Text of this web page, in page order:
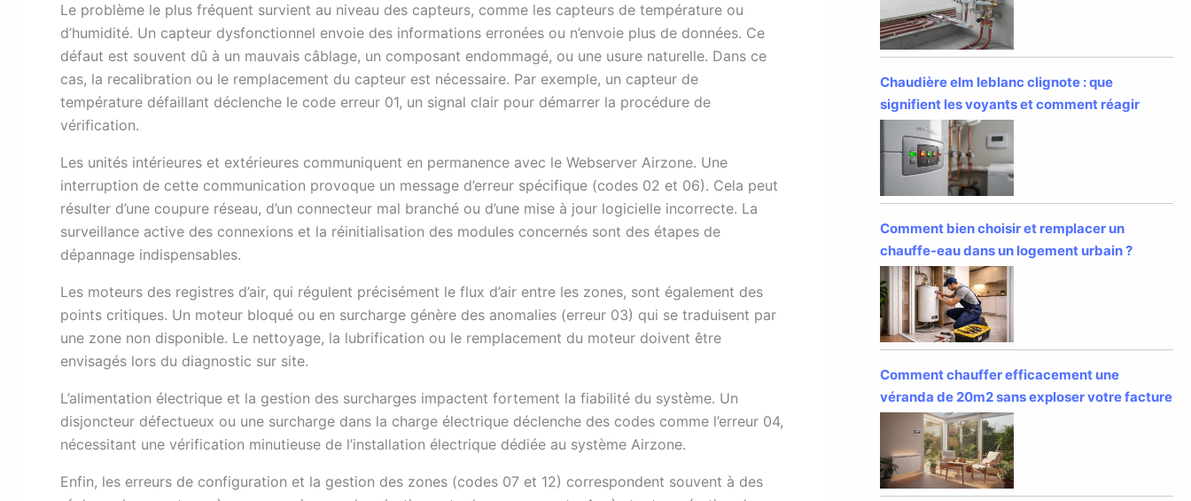
Le problème le plus fréquent survient au niveau des capteurs, comme les capteurs de température ou
d’humidité. Un capteur dysfonctionnel envoie des informations erronées ou n’envoie plus de données. Ce
défaut est souvent dû à un mauvais câblage, un composant endommagé, ou une usure naturelle. Dans ce
cas, la recalibration ou le remplacement du capteur est nécessaire. Par exemple, un capteur de
température défaillant déclenche le code erreur 01, un signal clair pour démarrer la procédure de
vérification.
Les unités intérieures et extérieures communiquent en permanence avec le Webserver Airzone. Une
interruption de cette communication provoque un message d’erreur spécifique (codes 02 et 06). Cela peut
résulter d’une coupure réseau, d’un connecteur mal branché ou d’une mise à jour logicielle incorrecte. La
surveillance active des connexions et la réinitialisation des modules concernés sont des étapes de
dépannage indispensables.
Les moteurs des registres d’air, qui régulent précisément le flux d’air entre les zones, sont également des
points critiques. Un moteur bloqué ou en surcharge génère des anomalies (erreur 03) qui se traduisent par
une zone non disponible. Le nettoyage, la lubrification ou le remplacement du moteur doivent être
envisagés lors du diagnostic sur site.
L’alimentation électrique et la gestion des surcharges impactent fortement la fiabilité du système. Un
disjoncteur défectueux ou une surcharge dans la charge électrique déclenche des codes comme l’erreur 04,
nécessitant une vérification minutieuse de l’installation électrique dédiée au système Airzone.
Enfin, les erreurs de configuration et la gestion des zones (codes 07 et 12) correspondent souvent à des
Chaudière elm leblanc clignote : que
signifient les voyants et comment réagir
Comment bien choisir et remplacer un
chauffe-eau dans un logement urbain ?
Comment chauffer efficacement une
véranda de 20m2 sans exploser votre facture